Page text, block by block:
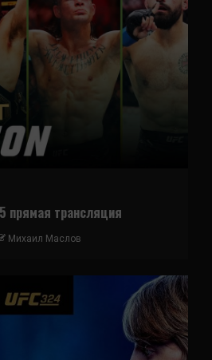
прямая трансляция
Михаил Маслов